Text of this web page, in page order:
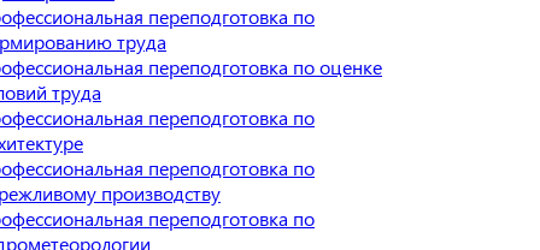
переподготовка по
труда
переподготовка по оценке
труда
переподготовка по
переподготовка по
производству
переподготовка по